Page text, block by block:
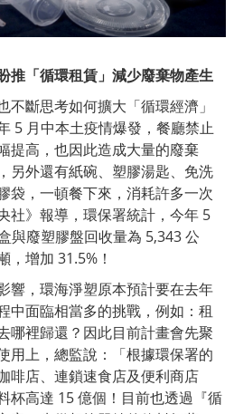
推「循環租賃」減少廢棄物產生
斷思考如何擴大「循環經濟」
5 月中本土疫情爆發，餐廳禁止
提高，也因此造成大量的廢棄
另外還有紙碗、塑膠湯匙、免洗
袋，一頓餐下來，消耗許多一次
社》 報導 ，環保署統計，今年 5
與廢塑膠盤回收量為 5,343 公
，增加 31.5%！
響，環海淨塑原本預計要在去年
中面臨相當多的挑戰，例如：租
哪裡歸還？因此目前計畫會先聚
用上，總監說：「根據環保署的
啡店、連鎖速食店及便利商店
杯高達 15 億個！目前也透過『循